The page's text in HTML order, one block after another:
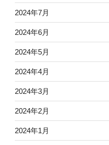
2024年7月
2024年6月
2024年5月
2024年4月
2024年3月
2024年2月
2024年1月